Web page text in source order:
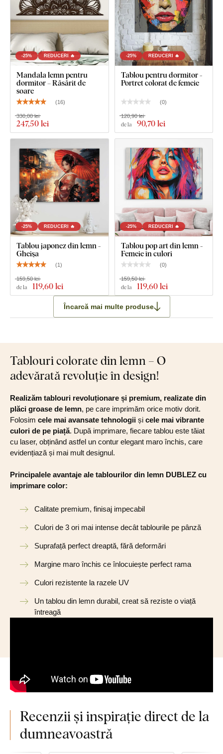
Tablou artistic modern – Puterea Soarelui
Cârlig(e) montat(e) în prealabil pe parte opusă a
tabloului
Instrucțiuni clare de montaj
-25% REDUCERI 🔥
Mandala lemn pentru
dormitor – Răsărit de
soare
(16)
247,50 lei
330,00 lei
-25% REDUCERI 🔥
Tablou pentru dormitor -
Portret colorat de femeie
(0)
de la 90,70 lei
120,90 lei
-25% REDUCERI 🔥
Tablou japonez din lemn -
Gheişa
(1)
de la 119,60 lei
159,50 lei
-25% REDUCERI 🔥
Tablou pop art din lemn -
Femeie în culori
(0)
de la 119,60 lei
159,50 lei
Încarcă mai multe produse
Tablouri colorate din lemn – O
adevărată revoluție în design!
Realizăm tablouri revoluționare și premium, realizate din
plăci groase de lemn, pe care imprimăm orice motiv dorit.
Folosim cele mai avansate tehnologii și cele mai vibrante
culori de pe piață. După imprimare, fiecare tablou este tăiat
cu laser, obținând astfel un contur elegant maro închis, care
evidențiază și mai mult designul.
Principalele avantaje ale tablourilor din lemn DUBLEZ cu
imprimare color:
Calitate premium, finisaj impecabil
Culori de 3 ori mai intense decât tablourile pe pânză
Suprafață perfect dreaptă, fără deformări
Margine maro închis ce înlocuiește perfect rama
Culori rezistente la razele UV
Un tablou din lemn durabil, creat să reziste o viață
întreagă
Recenzii și inspirație direct de la
dumneavoastră